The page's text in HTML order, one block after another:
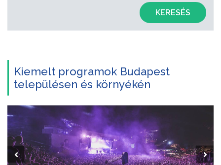
KERESÉS
Kiemelt programok Budapest
településen és környékén